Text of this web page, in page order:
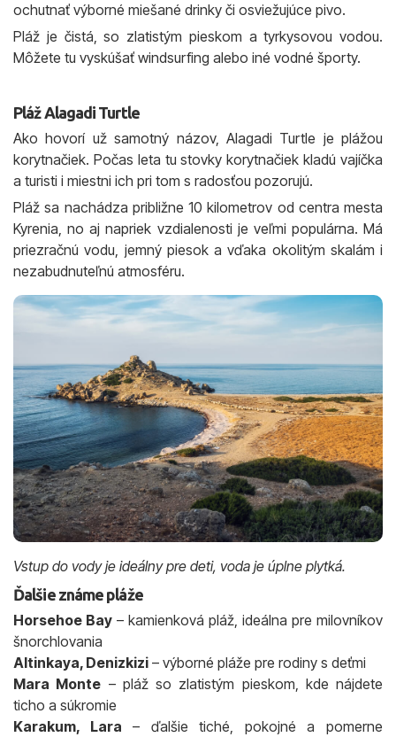
ochutnať výborné miešané drinky či osviežujúce pivo.
Pláž je čistá, so zlatistým pieskom a tyrkysovou vodou.
Môžete tu vyskúšať windsurfing alebo iné vodné športy.
Pláž Alagadi Turtle
Ako hovorí už samotný názov, Alagadi Turtle je plážou
korytnačiek. Počas leta tu stovky korytnačiek kladú vajíčka
a turisti i miestni ich pri tom s radosťou pozorujú.
Pláž sa nachádza približne 10 kilometrov od centra mesta
Kyrenia, no aj napriek vzdialenosti je veľmi populárna. Má
priezračnú vodu, jemný piesok a vďaka okolitým skalám i
nezabudnuteľnú atmosféru.
Vstup do vody je ideálny pre deti, voda je úplne plytká.
Ďalšie známe pláže
Horsehoe Bay – kamienková pláž, ideálna pre milovníkov
šnorchlovania
Altinkaya, Denizkizi – výborné pláže pre rodiny s deťmi
Mara Monte – pláž so zlatistým pieskom, kde nájdete
ticho a súkromie
Karakum, Lara – ďalšie tiché, pokojné a pomerne